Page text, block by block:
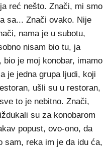
reć nešto. Znači, mi smo
sa... Znači ovako. Nije
nama je u subotu,
nisam bio tu, ja
je moj konobar, imamo
je jedna grupa ljudi, koji
ušli su u restoran,
to je nebitno. Znači,
su za konobarom
popust, ovo-ono, da
sam, reka im je da idu ća,